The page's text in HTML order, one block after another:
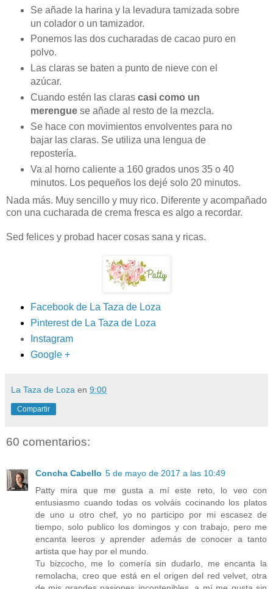
Se añade la harina y la levadura tamizada sobre
un colador o un tamizador.
Ponemos las dos cucharadas de cacao puro en
polvo.
Las claras se baten a punto de nieve con el
azúcar.
Cuando estén las clarascasi como un
merenguese añade al resto de la mezcla.
Se hace con movimientos envolventes para no
bajar las claras. Se utiliza una lengua de
repostería.
Va al horno caliente a 160 grados unos 35 o 40
minutos. Los pequeños los dejé solo 20 minutos.
Nada más. Muy sencillo y muy rico. Diferente y acompañado
con una cucharada de crema fresca es algo a recordar.
Sed felices y probad hacer cosas sana y ricas.
Facebook de La Taza de Loza
Pinterest de La Taza de Loza
Instagram
Google +
La Taza de Loza en 9:00
Compartir
60 comentarios:
Concha Cabello 5 de mayo de 2017 a las 10:49
Patty mira que me gusta a mí este reto, lo veo con
entusiasmo cuando todas os volváis cocinando los platos
de uno u otro chef, yo no participo por mi escasez de
tiempo, solo publico los domingos y con trabajo, pero me
encanta leeros y aprender además de conocer a tanto
artista que hay por el mundo.
Tu bizcocho, me lo comería sin dudarlo, me encanta la
remolacha, creo que está en el origen del red velvet, otra